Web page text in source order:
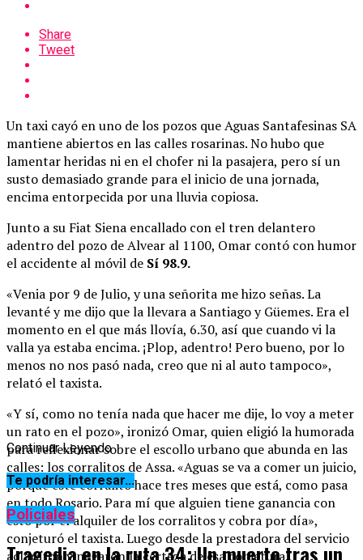
Share
Tweet
Un taxi cayó en uno de los pozos que Aguas Santafesinas SA
mantiene abiertos en las calles rosarinas. No hubo que
lamentar heridas ni en el chofer ni la pasajera, pero sí un
susto demasiado grande para el inicio de una jornada,
encima entorpecida por una lluvia copiosa.
Junto a su Fiat Siena encallado con el tren delantero
adentro del pozo de Alvear al 1100, Omar contó con humor
el accidente al móvil de Sí 98.9.
«Venia por 9 de Julio, y una señorita me hizo señas. La
levanté y me dijo que la llevara a Santiago y Güemes. Era el
momento en el que más llovía, 6.30, así que cuando vi la
valla ya estaba encima. ¡Plop, adentro! Pero bueno, por lo
menos no nos pasó nada, creo que ni al auto tampoco»,
relató el taxista.
«Y sí, como no tenía nada que hacer me dije, lo voy a meter
un rato en el pozo», ironizó Omar, quien eligió la humorada
para reflexionar sobre el escollo urbano que abunda en las
calles: los corralitos de Assa. «Aguas se va a comer un juicio,
porque este corralito hace tres meses que está, como pasa
en todo Rosario. Para mí que alguien tiene ganancia con
esto por el alquiler de los corralitos y cobra por día»,
conjeturó el taxista. Luego desde la prestadora del servicio
aclararon y negaron la certeza de esa conjetura.
Continuar Leyendo
Te podría interesar...
Policiales
Tragedia en la ruta 34: Un muerto tras un